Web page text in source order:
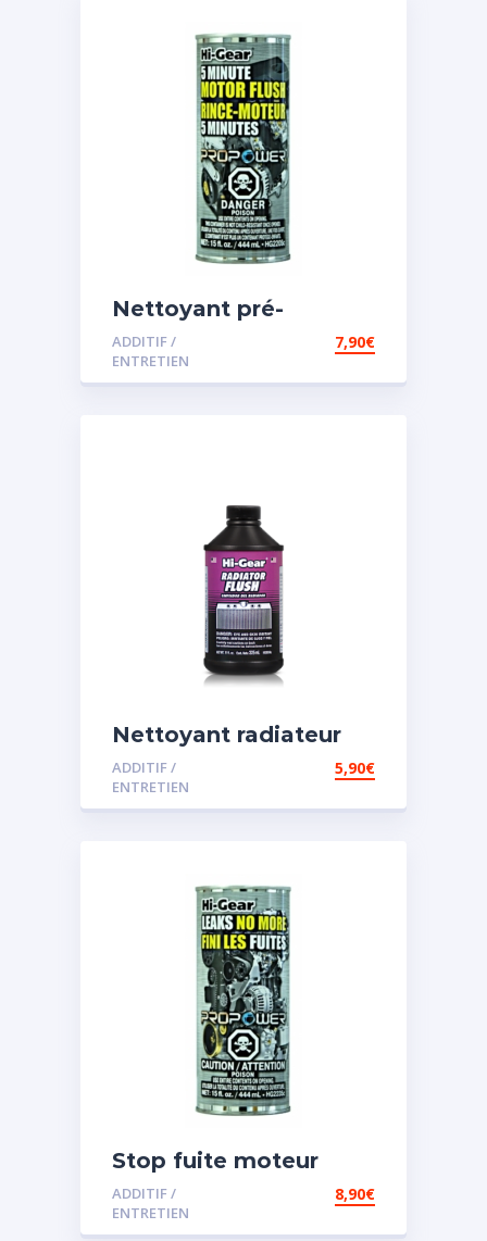
Nettoyant pré-
vidange
ADDITIF /
ENTRETIEN
7,90€
Nettoyant radiateur
ADDITIF /
ENTRETIEN
5,90€
Stop fuite moteur
ADDITIF /
ENTRETIEN
8,90€